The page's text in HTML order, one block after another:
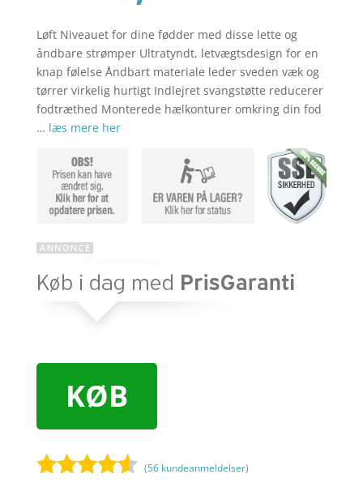
var:
kr.
pris
er:
kr.
Løft Niveauet for dine fødder med disse lette og
åndbare strømper Ultratyndt, letvægtsdesign for en
knap følelse Åndbart materiale leder sveden væk og
tørrer virkelig hurtigt Indlejret svangstøtte reducerer
fodtræthed Monterede hælkonturer omkring din fod
… læs mere her
KØB
(56 kundeanmeldelser)